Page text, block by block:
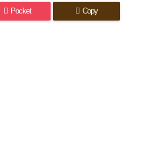
Pocket Copy